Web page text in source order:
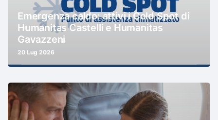
Emergenza caldo: attivi i Cold Spot di
Humanitas Castelli e Humanitas
Gavazzeni
20 Lug 2026